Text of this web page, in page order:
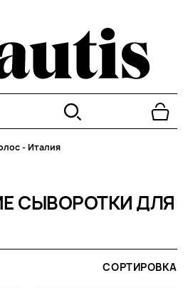
-Италия
СЫВОРОТКИ ДЛЯ
СОРТИРОВКА